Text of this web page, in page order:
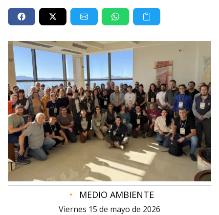
• MEDIO AMBIENTE
viernes 15 de mayo de 2026